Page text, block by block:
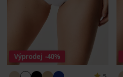
Výprodej -40%